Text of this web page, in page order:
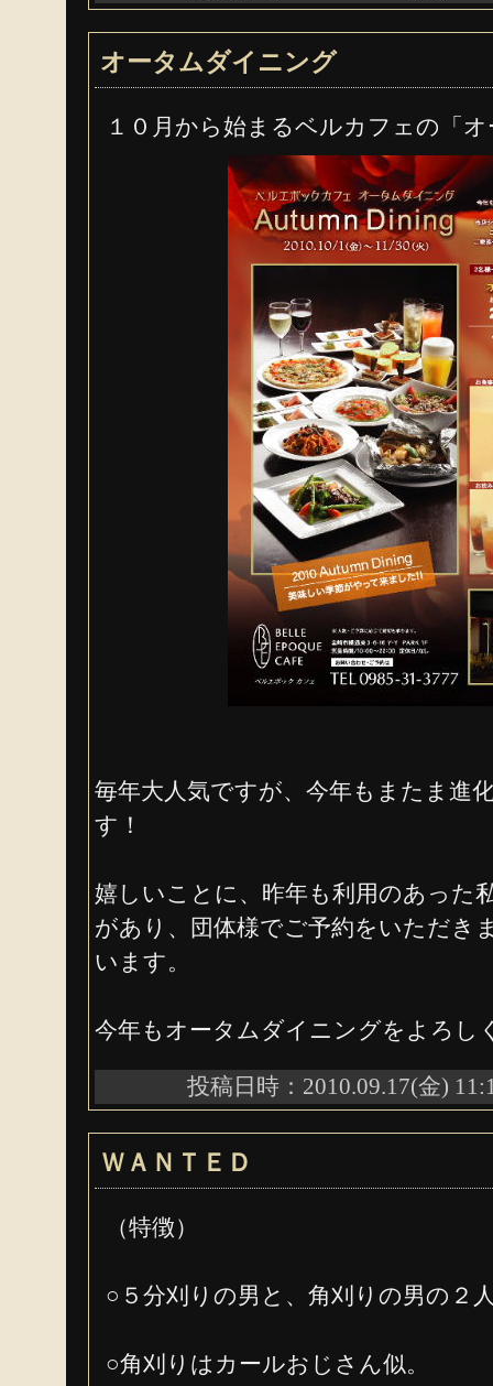
オータムダイニング
１０月から始まるベルカフェの「
毎年大人気ですが、今年もまたま進
す！
嬉しいことに、昨年も利用のあった
があり、団体様でご予約をいただき
います。
今年もオータムダイニングをよろし
投稿日時：2010.09.17(金)
ＷＡＮＴＥＤ
（特徴）
○５分刈りの男と、角刈りの男の２
○角刈りはカールおじさん似。